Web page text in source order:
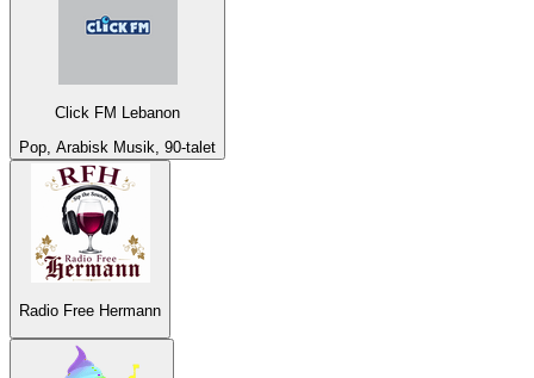
Click FM Lebanon
Pop, Arabisk Musik, 90-talet
Radio Free Hermann